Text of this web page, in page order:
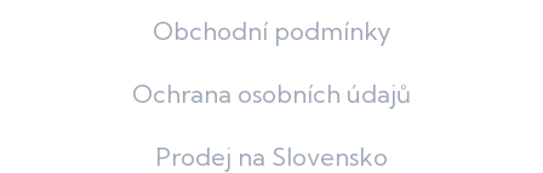
Obchodní podmínky
Ochrana osobních údajů
Prodej na Slovensko